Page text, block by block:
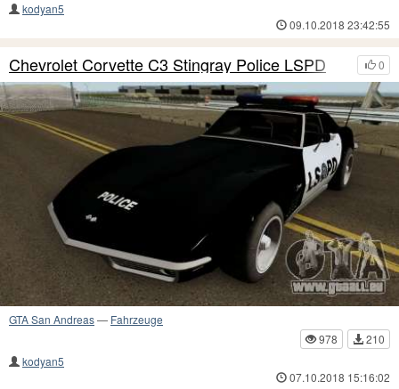
kodyan5
09.10.2018 23:42:55
0
Chevrolet Corvette C3 Stingray Police LSPD
GTA San Andreas— Fahrzeuge
978
210
kodyan5
07.10.2018 15:16:02